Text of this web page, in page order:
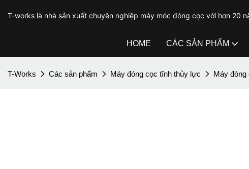
T-works là nhà sản xuất chuyên nghiệp máy móc đóng cọc với hơn 20
HOME CÁC SẢN PHẨM
T-Works Các sản phẩm Máy đóng cọc tĩnh thủy lực Máy đóng